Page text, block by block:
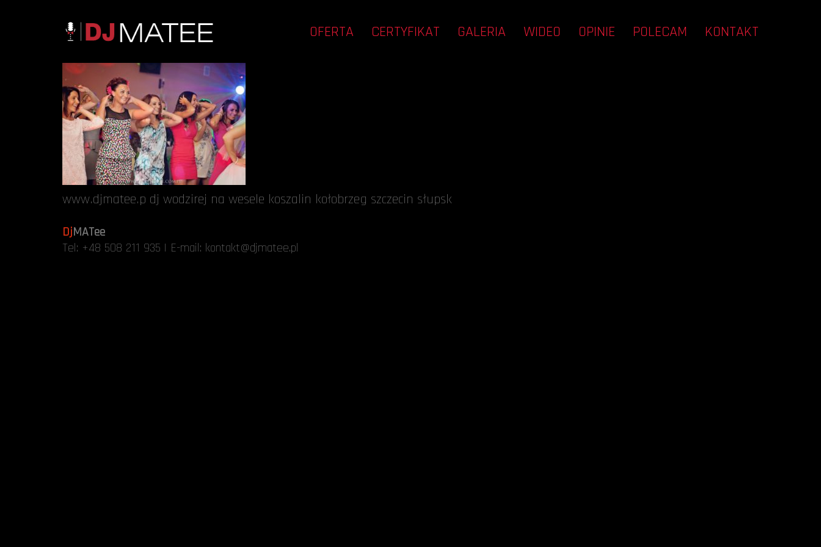
OFERTA CERTYFIKAT GALERIA WIDEO OPINIE POLECAM KONTAKT
www.djmatee.p dj wodzirej na wesele koszalin kołobrzeg szczecin słupsk
DjMATee
Tel: +48 508 211 935 | E-mail: kontakt@djmatee.pl